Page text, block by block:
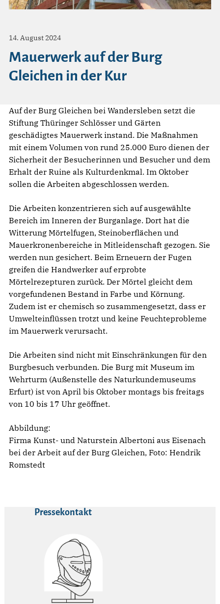
14. August 2024
Mauerwerk auf der Burg
Gleichen in der Kur
Auf der Burg Gleichen bei Wandersleben setzt die
Stiftung Thüringer Schlösser und Gärten
geschädigtes Mauerwerk instand. Die Maßnahmen
mit einem Volumen von rund 25.000 Euro dienen der
Sicherheit der Besucherinnen und Besucher und dem
Erhalt der Ruine als Kulturdenkmal. Im Oktober
sollen die Arbeiten abgeschlossen werden.
Die Arbeiten konzentrieren sich auf ausgewählte
Bereich im Inneren der Burganlage. Dort hat die
Witterung Mörtelfugen, Steinoberflächen und
Mauerkronenbereiche in Mitleidenschaft gezogen. Sie
werden nun gesichert. Beim Erneuern der Fugen
greifen die Handwerker auf erprobte
Mörtelrezepturen zurück. Der Mörtel gleicht dem
vorgefundenen Bestand in Farbe und Körnung.
Zudem ist er chemisch so zusammengesetzt, dass er
Umwelteinflüssen trotzt und keine Feuchteprobleme
im Mauerwerk verursacht.
Die Arbeiten sind nicht mit Einschränkungen für den
Burgbesuch verbunden. Die Burg mit Museum im
Wehrturm (Außenstelle des Naturkundemuseums
Erfurt) ist von April bis Oktober montags bis freitags
von 10 bis 17 Uhr geöffnet.
Abbildung:
Firma Kunst- und Naturstein Albertoni aus Eisenach
bei der Arbeit auf der Burg Gleichen, Foto: Hendrik
Romstedt
Pressekontakt